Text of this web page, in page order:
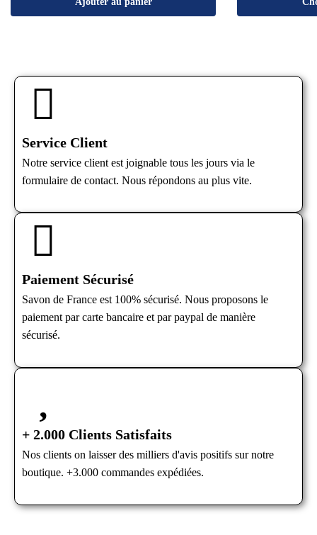
Service Client
Notre service client est joignable tous les jours via le
formulaire de contact. Nous répondons au plus vite.
Paiement Sécurisé
Savon de France est 100% sécurisé. Nous proposons le
paiement par carte bancaire et par paypal de manière
sécurisé.
+ 2.000 Clients Satisfaits
Nos clients on laisser des milliers d'avis positifs sur notre
boutique. +3.000 commandes expédiées.